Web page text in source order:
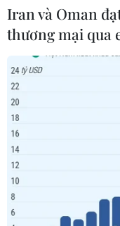
doanh nghiệp Việt
03/08/2026 03:14
Savan 1 và hành
một tài sản nhiều tỷ
03/08/2026 01:24
Nghị quyết số 57-
nghiệp làm trung
Iran và Oman
thương mại qua